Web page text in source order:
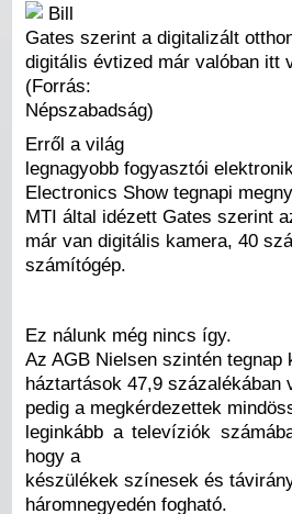
Bill
Gates szerint a digitalizált
digitális évtized már valóban itt
(Forrás:
Népszabadság)
Erről a világ
legnagyobb fogyasztói
Electronics Show tegnapi
MTI által idézett Gates szerint
már van digitális kamera, 40
számítógép.
Ez nálunk még nincs így.
Az AGB Nielsen szintén
háztartások 47,9 százalékában
pedig a megkérdezettek
leginkább a televíziók
hogy a
készülékek színesek és
háromnegyedén fogható.